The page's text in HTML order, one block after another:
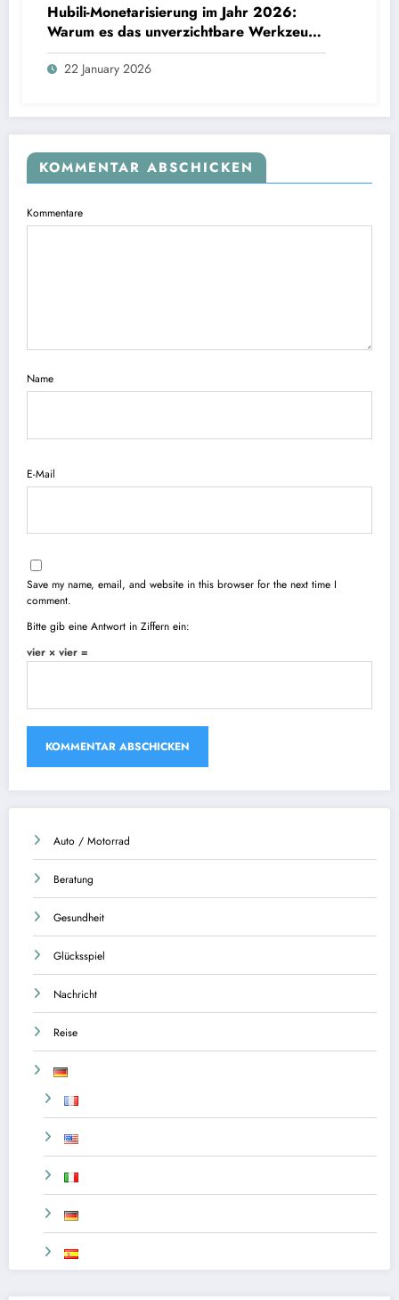
Hubili-Monetarisierung im Jahr 2026:
Warum es das unverzichtbare Werkzeug
für Kreative ist
22 January 2026
KOMMENTAR ABSCHICKEN
Kommentare
Name
E-Mail
Save my name, email, and website in this browser for the next time I
comment.
Bitte gib eine Antwort in Ziffern ein:
vier × vier =
Auto / Motorrad
Beratung
Gesundheit
Glücksspiel
Nachricht
Reise